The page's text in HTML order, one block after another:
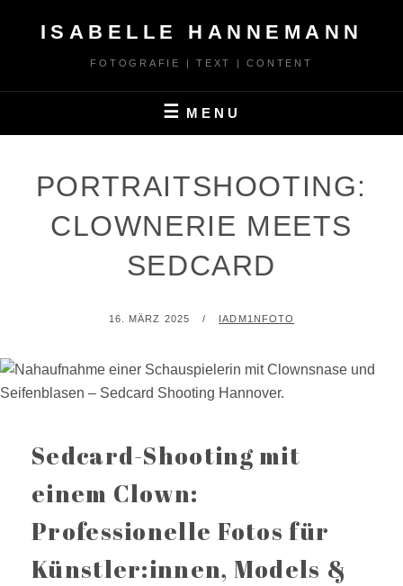
ISABELLE HANNEMANN
FOTOGRAFIE | TEXT | CONTENT
MENU
PORTRAITSHOOTING:
CLOWNERIE MEETS
SEDCARD
POSTED
16. MÄRZ 2025 BY
IADM1NFOTO
Sedcard-Shooting mit
einem Clown:
Professionelle Fotos für
Künstler:innen, Models &